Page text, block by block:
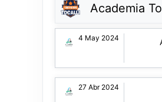
Academia
4 May 2024
27 Abr 2024